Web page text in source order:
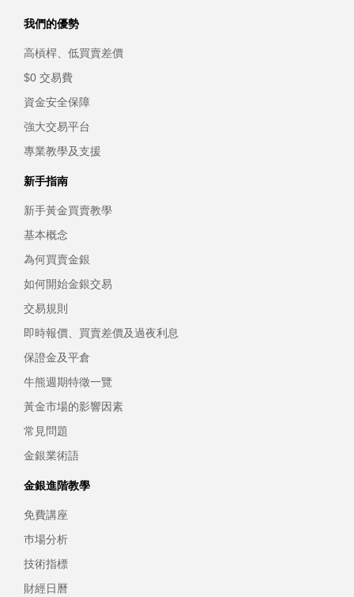
我們的優勢
高槓桿、低買賣差價
$0 交易費
資金安全保障
強大交易平台
專業教學及支援
新手指南
新手黃金買賣教學
基本概念
為何買賣金銀
如何開始金銀交易
交易規則
即時報價、買賣差價及過夜利息
保證金及平倉
牛熊週期特徵一覽
黃金市場的影響因素
常見問題
金銀業術語
金銀進階教學
免費講座
巿場分析
技術指標
財經日曆